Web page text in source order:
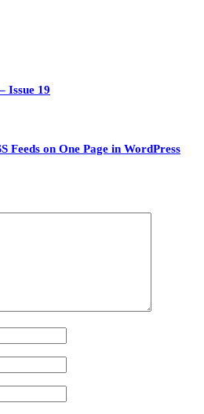
Issue 19
Feeds on One Page in WordPress